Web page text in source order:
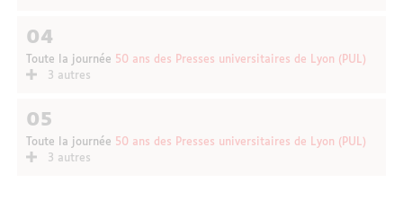
04
Toute la journée 50 ans des Presses universitaires de Lyon (PUL)
3 autres
05
Toute la journée 50 ans des Presses universitaires de Lyon (PUL)
3 autres